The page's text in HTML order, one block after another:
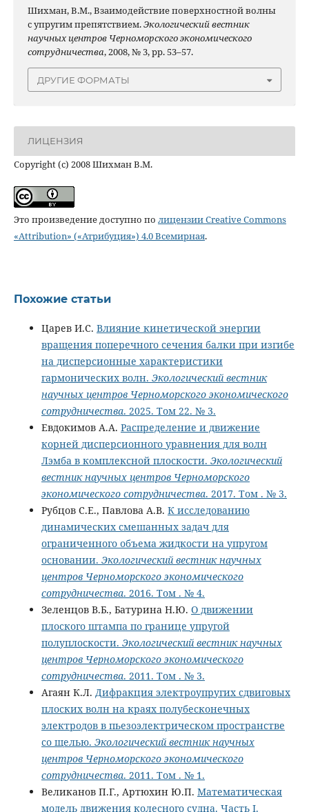
Шихман, В.М., Взаимодействие поверхностной волны
с упругим препятствием.Экологический вестник
научных центров Черноморского экономического
сотрудничества, 2008, № 3, pp. 53–57.
ДРУГИЕ ФОРМАТЫ
ЛИЦЕНЗИЯ
Copyright (c) 2008 Шихман В.М.
Это произведение доступно по лицензии Creative Commons
«Attribution» («Атрибуция») 4.0 Всемирная.
Похожие статьи
Царев И.С. Влияние кинетической энергии
вращения поперечного сечения балки при изгибе
на дисперсионные характеристики
гармонических волн. Экологический вестник
научных центров Черноморского экономического
сотрудничества. 2025. Том 22. № 3.
Евдокимов А.А. Распределение и движение
корней дисперсионного уравнения для волн
Лэмба в комплексной плоскости. Экологический
вестник научных центров Черноморского
экономического сотрудничества. 2017. Том . № 3.
Рубцов С.Е., Павлова А.В. К исследованию
динамических смешанных задач для
ограниченного объема жидкости на упругом
основании. Экологический вестник научных
центров Черноморского экономического
сотрудничества. 2016. Том . № 4.
Зеленцов В.Б., Батурина Н.Ю. О движении
плоского штампа по границе упругой
полуплоскости. Экологический вестник научных
центров Черноморского экономического
сотрудничества. 2011. Том . № 3.
Агаян К.Л. Дифракция электроупругих сдвиговых
плоских волн на краях полубесконечных
электродов в пьезоэлектрическом пространстве
со щелью. Экологический вестник научных
центров Черноморского экономического
сотрудничества. 2011. Том . № 1.
Великанов П.Г., Артюхин Ю.П. Математическая
модель движения колесного судна. Часть I.